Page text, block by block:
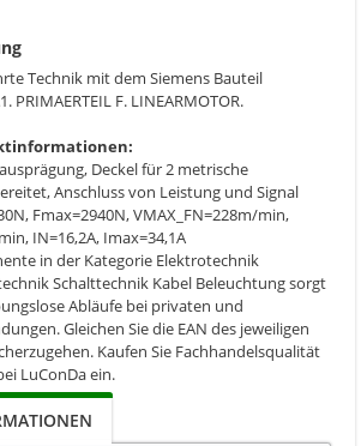
Technik mit dem Siemens Bauteil
PRIMAERTEIL F. LINEARMOTOR.
Deckel für 2 metrische
Anschluss von Leistung und Signal
Fmax=2940N, VMAX_FN=228m/min,
IN=16,2A, Imax=34,1A
in der Kategorie Elektrotechnik
Schalttechnik Kabel Beleuchtung sorgt
Abläufe bei privaten und
Gleichen Sie die EAN des jeweiligen
Kaufen Sie Fachhandelsqualität
LuConDa ein.